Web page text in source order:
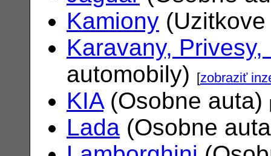
Kamiony
Karavany, Privesy,
automobily)
[zobraziť
KIA(Osobne auta)
Lada (Osobne